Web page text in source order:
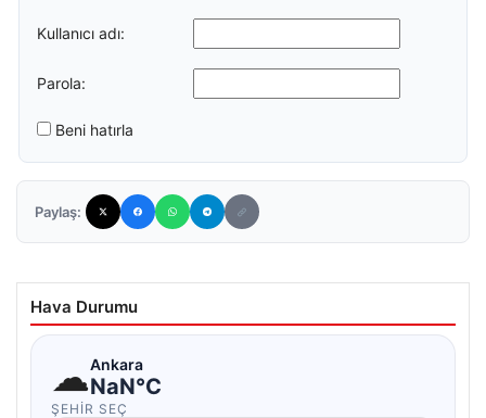
Kullanıcı adı:
Parola:
Beni hatırla
Paylaş:
Hava Durumu
☁Ankara
NaN°C
ŞEHIR SEÇ